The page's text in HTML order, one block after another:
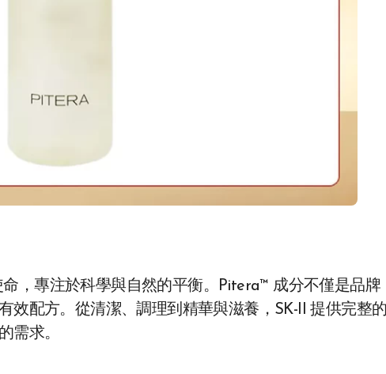
，專注於科學與自然的平衡。Pitera™ 成分不僅是品牌
效配方。從清潔、調理到精華與滋養，SK-II 提供完整的
需求。